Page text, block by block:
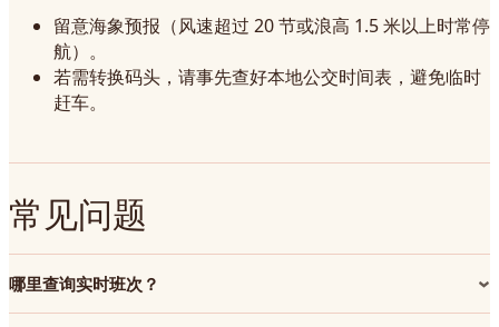
留意海象预报（风速超过 20 节或浪高 1.5 米以上时常停
航）。
若需转换码头，请事先查好本地公交时间表，避免临时
赶车。
常见问题
哪里查询实时班次？